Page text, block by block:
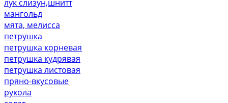
лук слизун,шнитт
мангольд
мята, мелисса
петрушка
петрушка корневая
петрушка кудрявая
петрушка листовая
пряно-вкусовые
рукола